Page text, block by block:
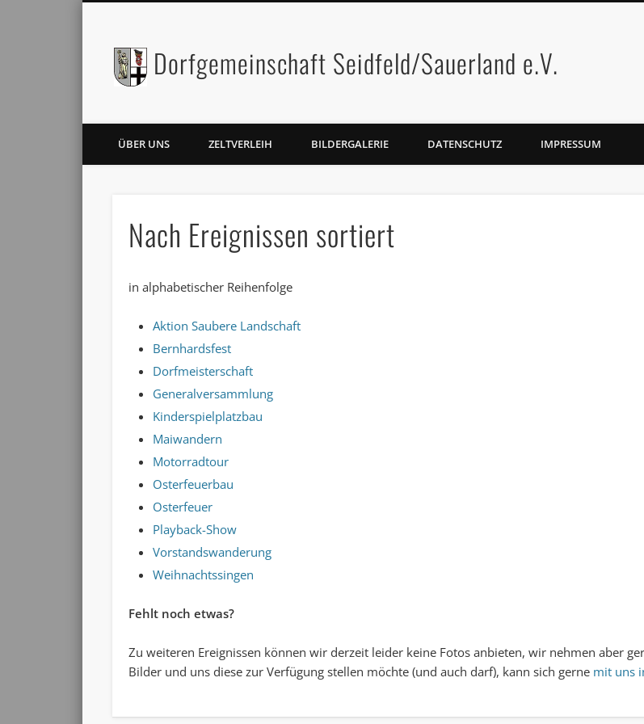
Dorfgemeinschaft Seidfeld/Sauerland e.V.
FacebookTwitter
ÜBER UNS ZELTVERLEIH BILDERGALERIE DATENSCHUTZ IMPRESSUM
Nach Ereignissen sortiert
in alphabetischer Reihenfolge
Aktion Saubere Landschaft
Bernhardsfest
Dorfmeisterschaft
Generalversammlung
Kinderspielplatzbau
Maiwandern
Motorradtour
Osterfeuerbau
Osterfeuer
Playback-Show
Vorstandswanderung
Weihnachtssingen
Fehlt noch etwas?
Zu weiteren Ereignissen können wir derzeit leider keine Fotos anbieten, wir nehmen aber
Bilder und uns diese zur Verfügung stellen möchte (und auch darf), kann sich gerne mit uns